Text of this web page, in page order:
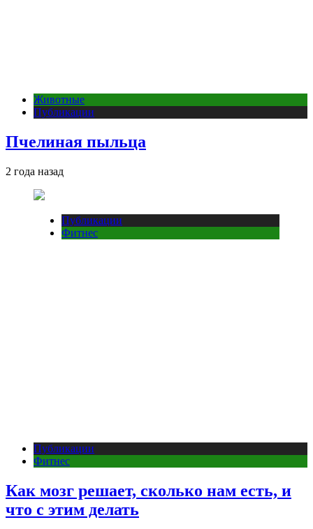
Животные
Публикации
Пчелиная пыльца
2 года назад
Публикации
Фитнес
Публикации
Фитнес
Как мозг решает, сколько нам есть, и
что с этим делать